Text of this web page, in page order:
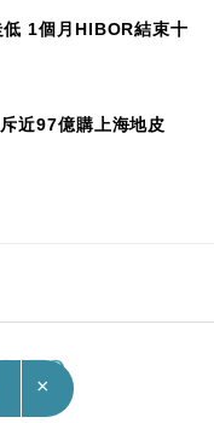
1個月HIBOR結束十
近97億購上海地皮
×